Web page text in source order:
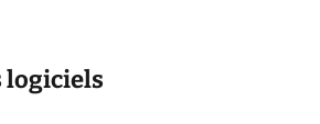
logiciels